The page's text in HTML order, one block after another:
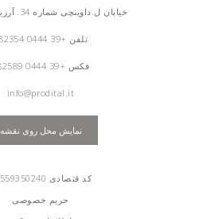
خیابان ل.داوینچی شماره 34. آرزینیاگو - ایتالیا
تلفن +39 0444 482354
فکس +39 0444 482589
info@prodital.it
نمایش محل روی نقشه
کد قتصادی 02559350240
حریم خصوصی